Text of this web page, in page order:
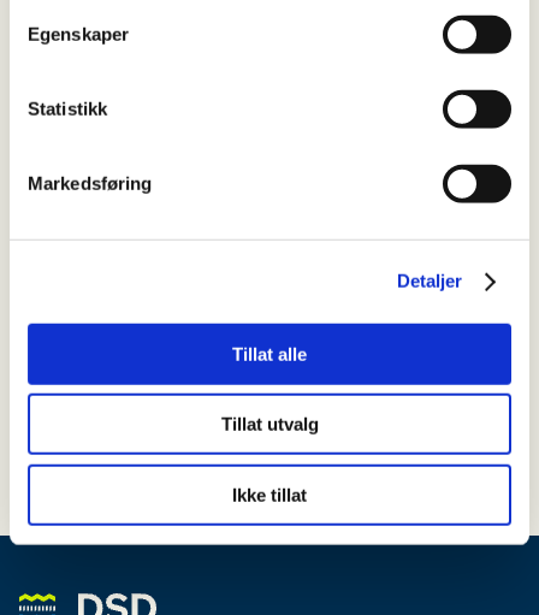
Egenskaper
Statistikk
Markedsføring
Detaljer
Tillat alle
Tillat utvalg
Ikke tillat
arbeidsplasser på de destinasjonene vi er
som kommer. Vi skal oppfylle drømmer for
konsernleder
et fellesskap med en felles retning — og en
felles vilje til å ha det gøy på veien.
16. februar 2024
ForrigeNeste